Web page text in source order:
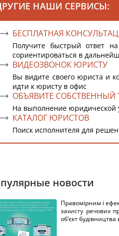
НАШИ СЕРВИСЫ:
БЕСПЛАТНАЯ
Получите быстрый ответ
сориентироваться в
ВИДЕОЗВОНОК ЮРИСТУ
Вы видите своего юриста и
идти к юристу в офис
ОБЪЯВИТЕ СОБСТВЕННЫЙ
На выполнение юридической
КАТАЛОГ ЮРИСТОВ
Поиск исполнителя для
новости
Правомірним і
захисту речових
об’єкт будівництва